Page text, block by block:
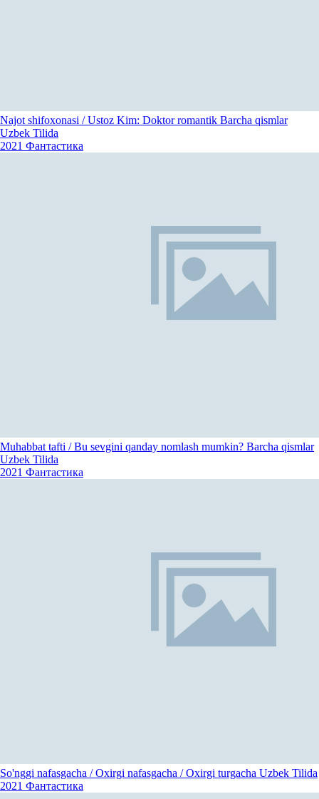
Najot shifoxonasi / Ustoz Kim: Doktor romantik Barcha qismlar
Uzbek Tilida
2021 Фантастика
Muhabbat tafti / Bu sevgini qanday nomlash mumkin? Barcha qismlar
Uzbek Tilida
2021 Фантастика
So'nggi nafasgacha / Oxirgi nafasgacha / Oxirgi turgacha Uzbek Tilida
2021 Фантастика